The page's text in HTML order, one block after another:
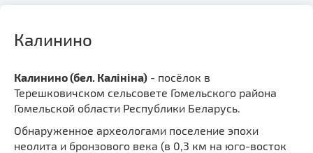
Калинино
Калинино (бел. Калініна) - посёлок в
Терешковичском сельсовете Гомельского района
Гомельской области Республики Беларусь.
Обнаруженное археологами поселение эпохи
неолита и бронзового века (в 0,3 км на юго-восток